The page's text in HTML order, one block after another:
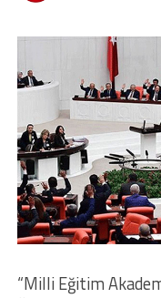
“Milli Eğitim